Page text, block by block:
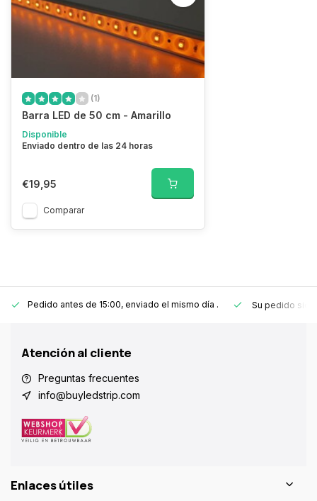
(1)
Barra LED de 50 cm - Amarillo
Disponible
Enviado dentro de las 24 horas
€19,95
Comparar
Pedido antes de 15:00, enviado el mismo día . Su pedido
Atención al cliente
Preguntas frecuentes
info@buyledstrip.com
Enlaces útiles